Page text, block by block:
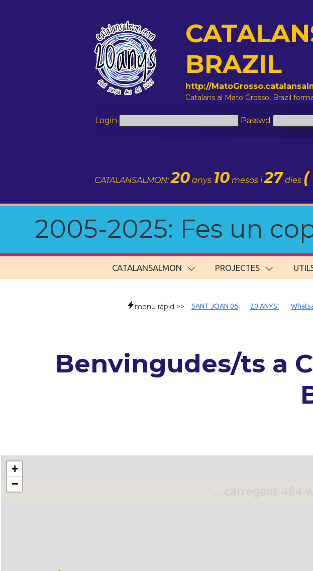
BRAZIL
http://
Catalans al Mato Grosso, Brazil
Login Passwd
CATALANSALMON:20 anys 10 mesos i27 dies (
2005-2025: Fes un
CATALANSALMON PROJECTES
menu ràpid >> SANT JOAN 06 20 ANYS!
Benvingudes/ts a
... carregant 484
+
−